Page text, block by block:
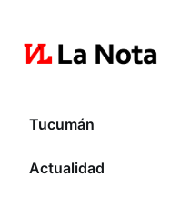
Tucumán
Actualidad